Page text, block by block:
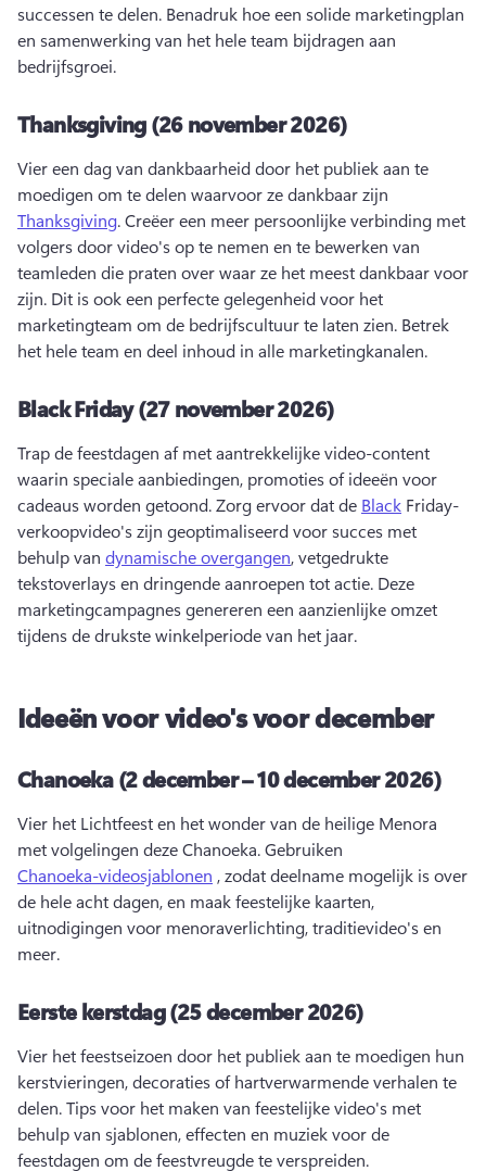
successen te delen. Benadruk hoe een solide marketingplan
en samenwerking van het hele team bijdragen aan
bedrijfsgroei.
Thanksgiving (26 november 2026)
Vier een dag van dankbaarheid door het publiek aan te
moedigen om te delen waarvoor ze dankbaar zijn
Thanksgiving. Creëer een meer persoonlijke verbinding met
volgers door video's op te nemen en te bewerken van
teamleden die praten over waar ze het meest dankbaar voor
zijn. Dit is ook een perfecte gelegenheid voor het
marketingteam om de bedrijfscultuur te laten zien. Betrek
het hele team en deel inhoud in alle marketingkanalen.
Black Friday (27 november 2026)
Trap de feestdagen af met aantrekkelijke video-content
waarin speciale aanbiedingen, promoties of ideeën voor
cadeaus worden getoond. Zorg ervoor dat de Black Friday-
verkoopvideo's zijn geoptimaliseerd voor succes met
behulp van dynamische overgangen, vetgedrukte
tekstoverlays en dringende aanroepen tot actie. Deze
marketingcampagnes genereren een aanzienlijke omzet
tijdens de drukste winkelperiode van het jaar.
Ideeën voor video's voor december
Chanoeka (2 december – 10 december 2026)
Vier het Lichtfeest en het wonder van de heilige Menora
met volgelingen deze Chanoeka. Gebruiken
Chanoeka-videosjablonen , zodat deelname mogelijk is over
de hele acht dagen, en maak feestelijke kaarten,
uitnodigingen voor menoraverlichting, traditievideo's en
meer.
Eerste kerstdag (25 december 2026)
Vier het feestseizoen door het publiek aan te moedigen hun
kerstvieringen, decoraties of hartverwarmende verhalen te
delen. Tips voor het maken van feestelijke video's met
behulp van sjablonen, effecten en muziek voor de